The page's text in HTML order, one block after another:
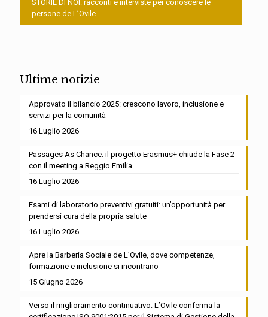
STORIE DI NOI: racconti e interviste per conoscere le
persone de L’Ovile
Ultime notizie
Approvato il bilancio 2025: crescono lavoro, inclusione e
servizi per la comunità
16 Luglio 2026
Passages As Chance: il progetto Erasmus+ chiude la Fase 2
con il meeting a Reggio Emilia
16 Luglio 2026
Esami di laboratorio preventivi gratuiti: un’opportunità per
prendersi cura della propria salute
16 Luglio 2026
Apre la Barberia Sociale de L’Ovile, dove competenze,
formazione e inclusione si incontrano
15 Giugno 2026
Verso il miglioramento continuativo: L’Ovile conferma la